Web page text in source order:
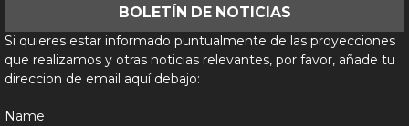
BOLETÍN DE NOTICIAS
Si quieres estar informado puntualmente de las proyecciones
que realizamos y otras noticias relevantes, por favor, añade tu
direccion de email aquí debajo:
Name